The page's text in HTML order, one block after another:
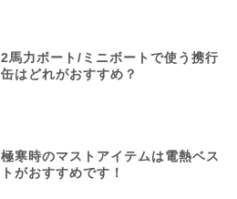
2馬力ボート/ミニボートで使う携行
缶はどれがおすすめ？
極寒時のマストアイテムは電熱ベス
トがおすすめです！